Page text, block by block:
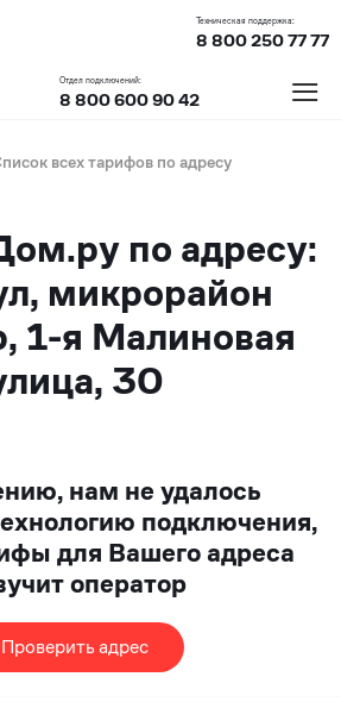
Техническая поддержка:
8 800 250 77 77
Отдел подключений:
8 800 600 90 42 ≡
всех тарифов по адресу
по адресу:
микрорайон
1-я Малиновая
30
нам не удалось
подключения,
для Вашего адреса
оператор
Проверить адрес